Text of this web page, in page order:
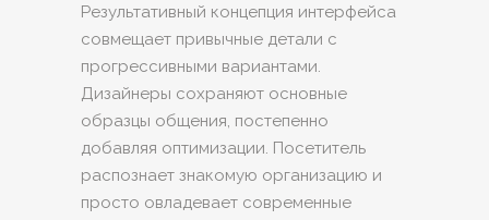
Результативный концепция интерфейса
совмещает привычные детали с
прогрессивными вариантами.
Дизайнеры сохраняют основные
образцы общения, постепенно
добавляя оптимизации. Посетитель
распознает знакомую организацию и
просто овладевает современные